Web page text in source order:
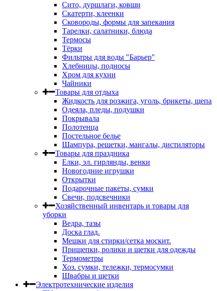
Сито, дуршлаги, ковши
Скатерти, клеенки
Сковороды, формы для запекания
Тарелки, салатники, блюда
Термосы
Тёрки
Фильтры для воды "Барьер"
Хлебницы, подносы
Хром для кухни
Чайники
Товары для отдыха
Жидкость для розжига, уголь, брикеты, щепа
Одеяла, пледы, подушки
Покрывала
Полотенца
Постельное белье
Шампура, решетки, мангалы, дистиляторы
Товары для праздника
Елки, эл. гирлянды, венки
Новогодние игрушки
Открытки
Подарочные пакеты, сумки
Свечи, подсвечники
Хозяйственный инвентарь и товары для
уборки
Ведра, тазы
Доска глад.
Мешки для стирки/сетка москит.
Прищепки, ролики и щетки для одежды
Термометры
Хоз. сумки, тележки, термосумки
Швабры и щетки
Электротехнические изделия